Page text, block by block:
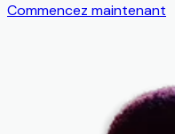
Commencez maintenant